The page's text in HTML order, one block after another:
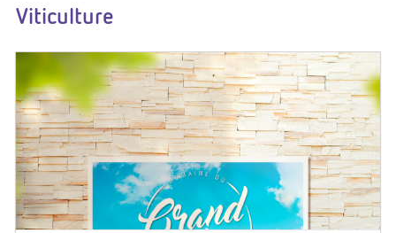
Viticulture